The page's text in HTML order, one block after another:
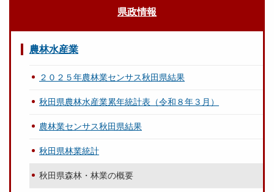
県政情報
農林水産業
２０２５年農林業センサス秋田県結果
秋田県農林水産業累年統計表（令和８年３月）
農林業センサス秋田県結果
秋田県林業統計
秋田県森林・林業の概要